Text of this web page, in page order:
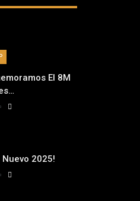
El 8M
Nuevo 2025!